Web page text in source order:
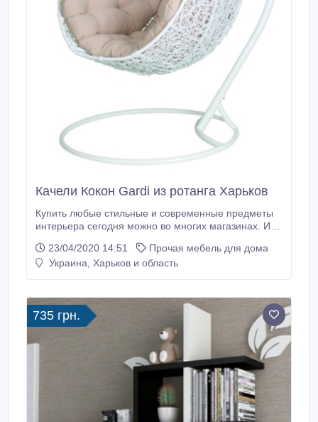
Качели Кокон Gardi из ротанга Харьков
Купить любые стильные и современные предметы
интерьера сегодня можно во многих магазинах. И
такая. Она прочная, надежная, долговечная и
невероятно красивая. Вы можете купить подвесное
линий и покоряют всех, кто ценит экзотику,
романтику и совершенство.
23/04/2020 14:51
Прочая мебель для дома
Украина, Харьков и область
735 грн.